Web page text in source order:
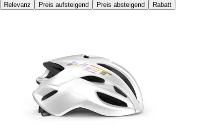
Relevanz
Preis aufsteigend Preis absteigend Rabatt